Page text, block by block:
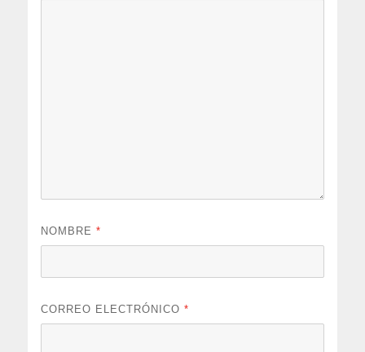
NOMBRE*
CORREO ELECTRÓNICO*